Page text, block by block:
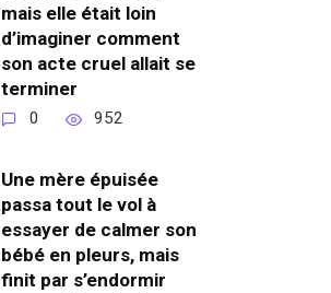
mais elle était loin
d’imaginer comment
son acte cruel allait se
terminer
0 952
Une mère épuisée
passa tout le vol à
essayer de calmer son
bébé en pleurs, mais
finit par s’endormir